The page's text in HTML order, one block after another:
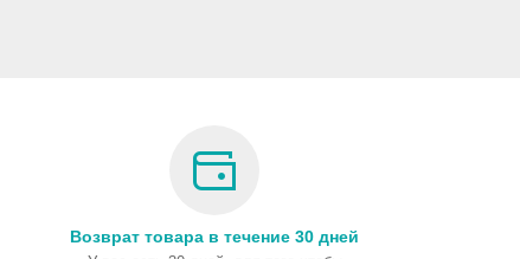
Возврат товара в течение 30 дней